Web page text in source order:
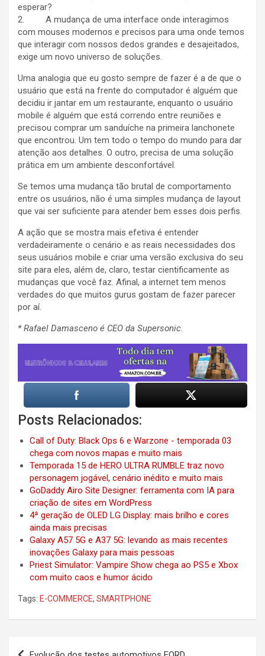
esperar?
2. A mudança de uma interface onde interagimos
com mouses modernos e precisos para uma onde temos
que interagir com nossos dedos grandes e desajeitados,
exige um novo universo de soluções.
Uma analogia que eu gosto sempre de fazer é a de que o
usuário que está na frente do computador é alguém que
decidiu ir jantar em um restaurante, enquanto o usuário
mobile é alguém que está correndo entre reuniões e
precisou comprar um sanduíche na primeira lanchonete
que encontrou. Um tem todo o tempo do mundo para dar
atenção aos detalhes. O outro, precisa de uma solução
prática em um ambiente desconfortável.
Se temos uma mudança tão brutal de comportamento
entre os usuários, não é uma simples mudança de layout
que vai ser suficiente para atender bem esses dois perfis.
A ação que se mostra mais efetiva é entender
verdadeiramente o cenário e as reais necessidades dos
seus usuários mobile e criar uma versão exclusiva do seu
site para eles, além de, claro, testar cientificamente as
mudanças que você faz. Afinal, a internet tem menos
verdades do que muitos gurus gostam de fazer parecer
por aí.
* Rafael Damasceno é CEO da Supersonic.
Posts Relacionados:
Call of Duty: Black Ops 6 e Warzone - temporada 03
chega com novos mapas e muito mais
Temporada 15 de HERO ULTRA RUMBLE traz novo
personagem jogável, cenário inédito e muito mais
GoDaddy Airo Site Designer: ferramenta com IA para
criação de sites em WordPress
4ª geração de OLED LG Display: mais brilho e cores
ainda mais precisas
Galaxy A57 5G e A37 5G: levando as mais recentes
inovações Galaxy para mais pessoas
Priest Simulator: Vampire Show chega ao PS5 e Xbox
com muito caos e humor ácido
Tags: E-COMMERCE, SMARTPHONE
Post